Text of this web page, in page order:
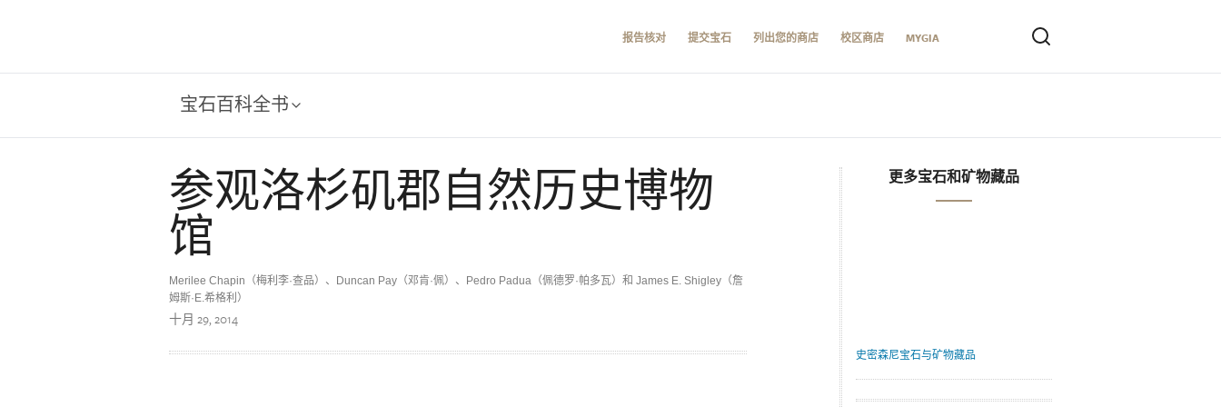
报告核对 提交宝石 列出您的商店 校区商店 MYGIA
宝石百科全书
参观洛杉矶郡自然历史博物
馆
Merilee Chapin（梅利李·查品）、Duncan Pay（邓肯·佩）、Pedro Padua（佩德罗·帕多瓦）和 James E. Shigley（詹
姆斯·E.希格利）
十月 29, 2014
更多宝石和矿物藏品
史密森尼宝石与矿物藏品